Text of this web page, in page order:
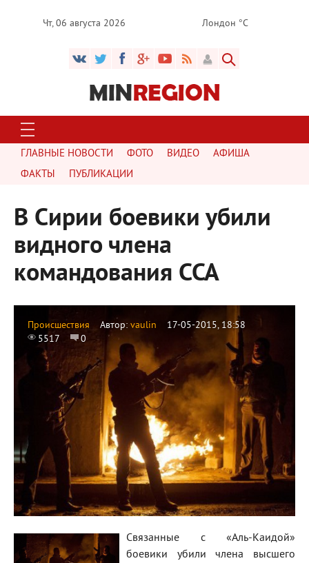
Чт, 06 августа 2026 Лондон °C
ГЛАВНЫЕ НОВОСТИ ФОТО ВИДЕО
АФИША
ФАКТЫ
ПУБЛИКАЦИИ
В Сирии боевики убили
видного члена
командования ССА
Происшествия Автор: vaulin
17-05-2015, 18:58
5517
0
Связанные с «Аль-Каидой»
боевики убили члена высшего